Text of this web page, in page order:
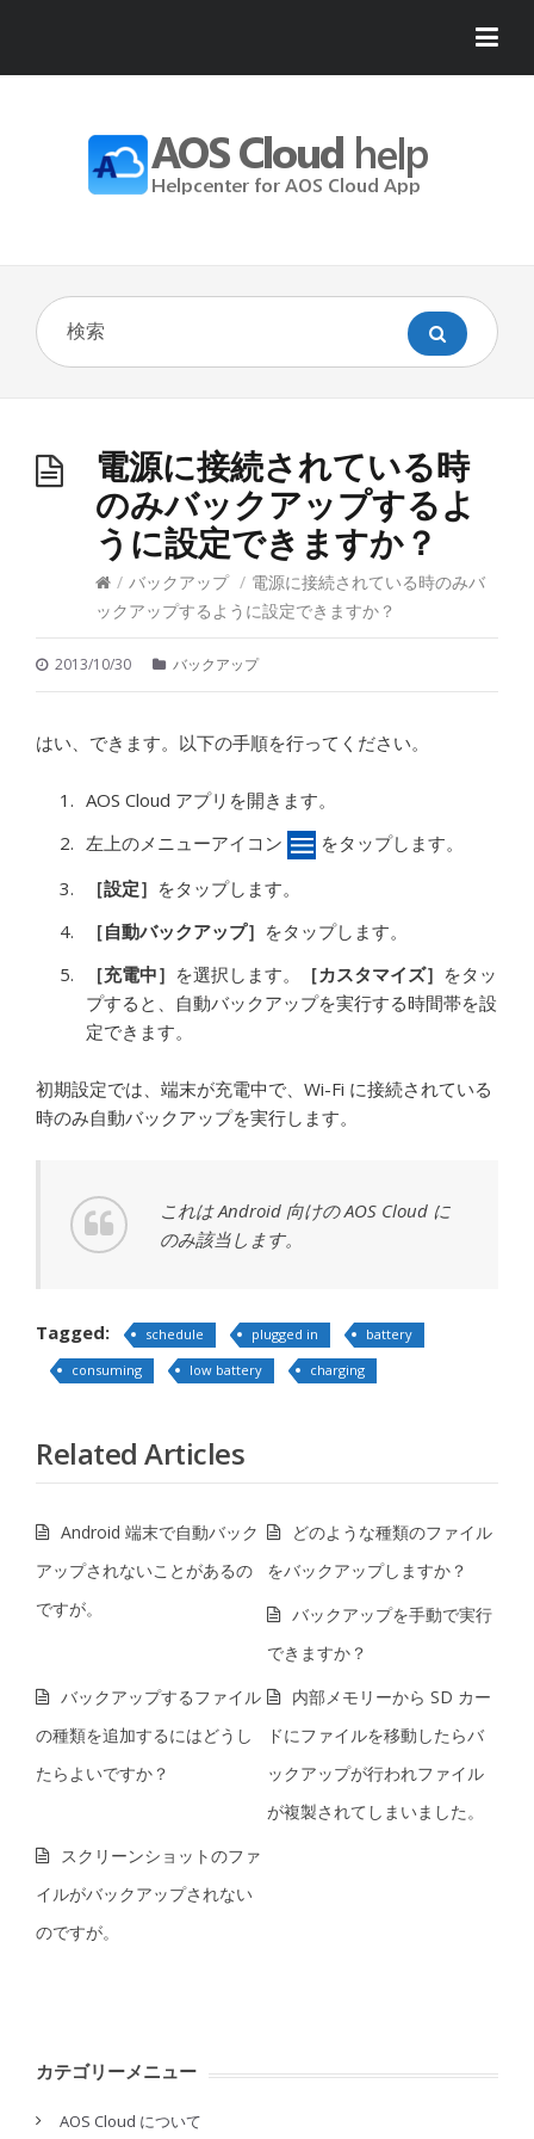
電源に接続されている時
のみバックアップするよ
うに設定できますか？
/ バックアップ / 電源に接続されている時のみバ
ックアップするように設定できますか？
2013/10/30 バックアップ
はい、できます。以下の手順を行ってください。
AOS Cloud アプリを開きます。
左上のメニューアイコン
をタップします。
［設定］ をタップします。
［自動バックアップ］ をタップします。
［充電中］ を選択します。 ［カスタマイズ］ をタッ
プすると、自動バックアップを実行する時間帯を設
定できます。
初期設定では、端末が充電中で、Wi-Fi に接続されている
時のみ自動バックアップを実行します。
これは Android 向けの AOS Cloud に
のみ該当します。
Tagged: schedule plugged in
battery
consuming
low battery charging
Related Articles
Android 端末で自動バック
アップされないことがあるの
ですが。
どのような種類のファイル
をバックアップしますか？
バックアップを手動で実行
できますか？
バックアップするファイル
の種類を追加するにはどうし
たらよいですか？
内部メモリーから SD カー
ドにファイルを移動したらバ
ックアップが行われファイル
が複製されてしまいました。
スクリーンショットのファ
イルがバックアップされない
のですが。
カテゴリーメニュー
AOS Cloud について